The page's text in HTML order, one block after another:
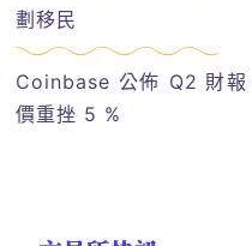
劃移民
Coinbase 公佈 Q2 財報
價重挫 5 %